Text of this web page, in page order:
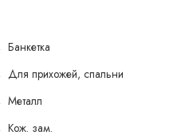
Банкетка
Для прихожей, спальни
Металл
Кож. зам.